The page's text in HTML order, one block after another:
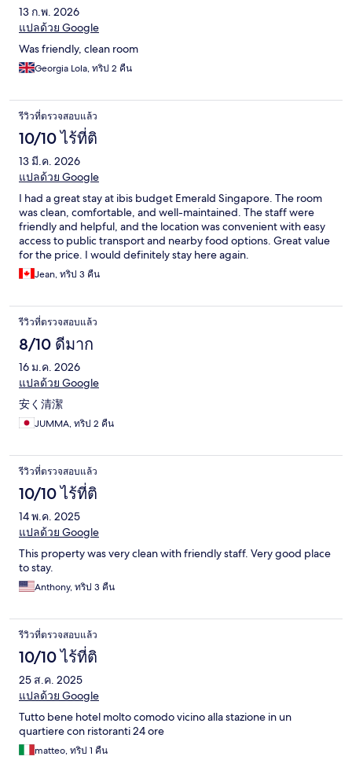
13 ก.พ. 2026
แปลด้วย Google
Was friendly, clean room
Georgia Lola, ทริป 2 คืน
รีวิวที่ตรวจสอบแล้ว
10/10 ไร้ที่ติ
13 มี.ค. 2026
แปลด้วย Google
I had a great stay at ibis budget Emerald Singapore. The room
was clean, comfortable, and well-maintained. The staff were
friendly and helpful, and the location was convenient with easy
access to public transport and nearby food options. Great value
for the price. I would definitely stay here again.
Jean, ทริป 3 คืน
รีวิวที่ตรวจสอบแล้ว
8/10 ดีมาก
16 ม.ค. 2026
แปลด้วย Google
安く清潔
JUMMA, ทริป 2 คืน
รีวิวที่ตรวจสอบแล้ว
10/10 ไร้ที่ติ
14 พ.ค. 2025
แปลด้วย Google
This property was very clean with friendly staff. Very good place
to stay.
Anthony, ทริป 3 คืน
รีวิวที่ตรวจสอบแล้ว
10/10 ไร้ที่ติ
25 ส.ค. 2025
แปลด้วย Google
Tutto bene hotel molto comodo vicino alla stazione in un
quartiere con ristoranti 24 ore
matteo, ทริป 1 คืน